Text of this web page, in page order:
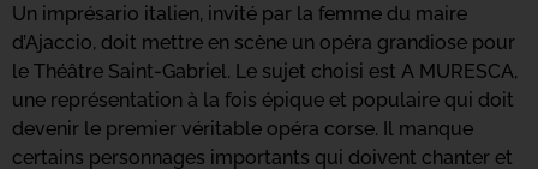
Un imprésario italien, invité par la femme du maire
d’Ajaccio, doit mettre en scène un opéra grandiose pour
le Théâtre Saint-Gabriel. Le sujet choisi est A MURESCA,
une représentation à la fois épique et populaire qui doit
devenir le premier véritable opéra corse. Il manque
certains personnages importants qui doivent chanter et